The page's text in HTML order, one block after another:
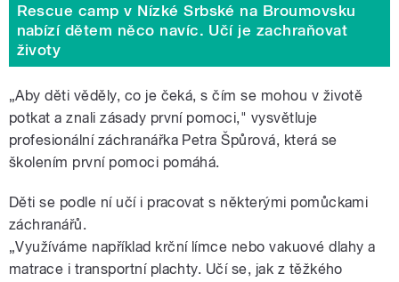
Rescue camp v Nízké Srbské na Broumovsku
nabízí dětem něco navíc. Učí je zachraňovat
životy
„Aby děti věděly, co je čeká, s čím se mohou v životě
potkat a znali zásady první pomoci," vysvětluje
profesionální záchranářka Petra Špůrová, která se
školením první pomoci pomáhá.
Děti se podle ní učí i pracovat s některými pomůckami
záchranářů.
„Využíváme například krční límce nebo vakuové dlahy a
matrace i transportní plachty. Učí se, jak z těžkého